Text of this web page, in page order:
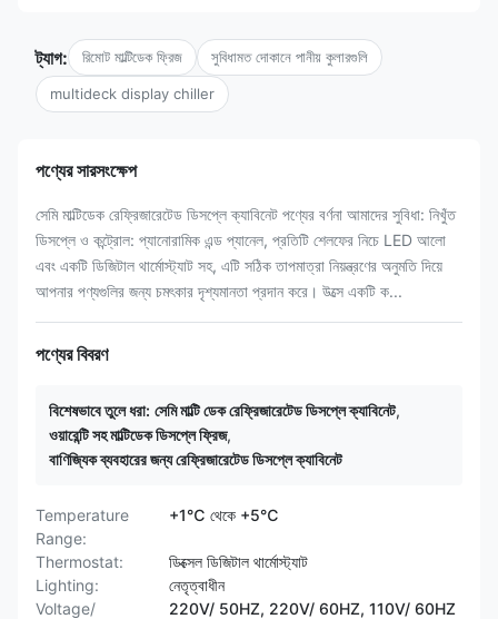
ট্যাগ: রিমোট মাল্টিডেক ফ্রিজ সুবিধামত দোকানে পানীয় কুলারগুলি
multideck display chiller
পণ্যের সারসংক্ষেপ
সেমি মাল্টিডেক রেফ্রিজারেটেড ডিসপ্লে ক্যাবিনেট পণ্যের বর্ণনা আমাদের সুবিধা: নিখুঁত
ডিসপ্লে ও কন্ট্রোল: প্যানোরামিক এন্ড প্যানেল, প্রতিটি শেলফের নিচে LED আলো
এবং একটি ডিজিটাল থার্মোস্ট্যাট সহ, এটি সঠিক তাপমাত্রা নিয়ন্ত্রণের অনুমতি দিয়ে
আপনার পণ্যগুলির জন্য চমৎকার দৃশ্যমানতা প্রদান করে। উত্সে একটি ক...
পণ্যের বিবরণ
বিশেষভাবে তুলে ধরা: সেমি মাল্টি ডেক রেফ্রিজারেটেড ডিসপ্লে ক্যাবিনেট,
ওয়ারেন্টি সহ মাল্টিডেক ডিসপ্লে ফ্রিজ,
বাণিজ্যিক ব্যবহারের জন্য রেফ্রিজারেটেড ডিসপ্লে ক্যাবিনেট
Temperature
Range:
+1℃ থেকে +5℃
Thermostat:
ডিক্সেল ডিজিটাল থার্মোস্ট্যাট
Lighting:
নেতৃত্বাধীন
Voltage/
220V/ 50HZ, 220V/ 60HZ, 110V/ 60HZ